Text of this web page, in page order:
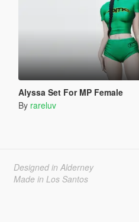
Alyssa Set For MP Female
By rareluv
Designed in Alderney
Made in Los Santos